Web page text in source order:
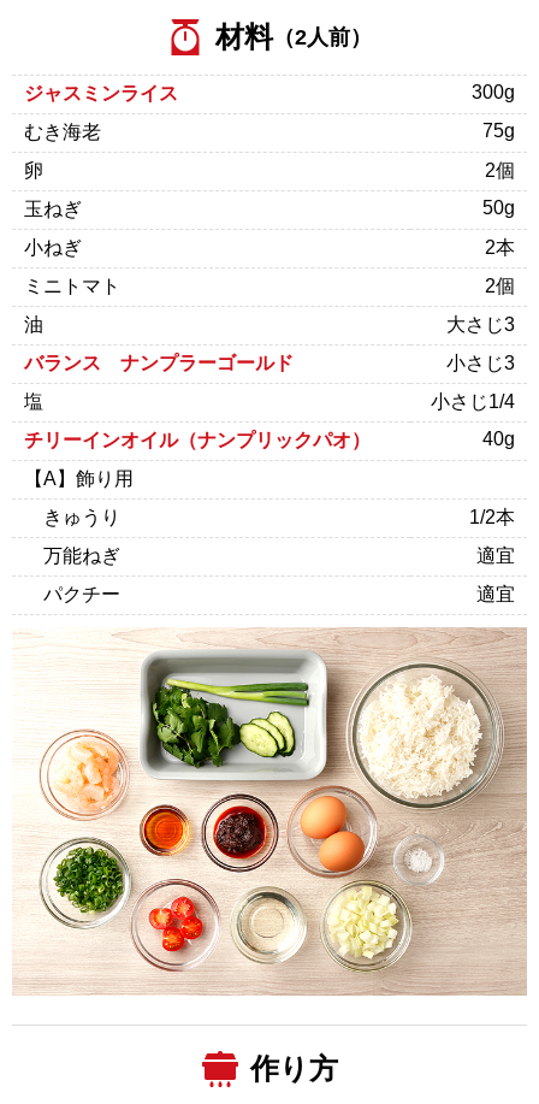
材料（2人前）
ジャスミンライス
300g
むき海老
75g
卵
2個
玉ねぎ
50g
小ねぎ
2本
ミニトマト
2個
油
大さじ3
バランス ナンプラーゴールド
小さじ3
塩
小さじ1/4
チリーインオイル（ナンプリックパオ）
40g
【A】飾り用
きゅうり
1/2本
万能ねぎ
適宜
パクチー
適宜
作り方